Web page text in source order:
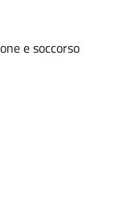
e soccorso